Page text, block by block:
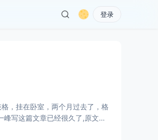
登录
，挂在卧室，两个月过去了，格